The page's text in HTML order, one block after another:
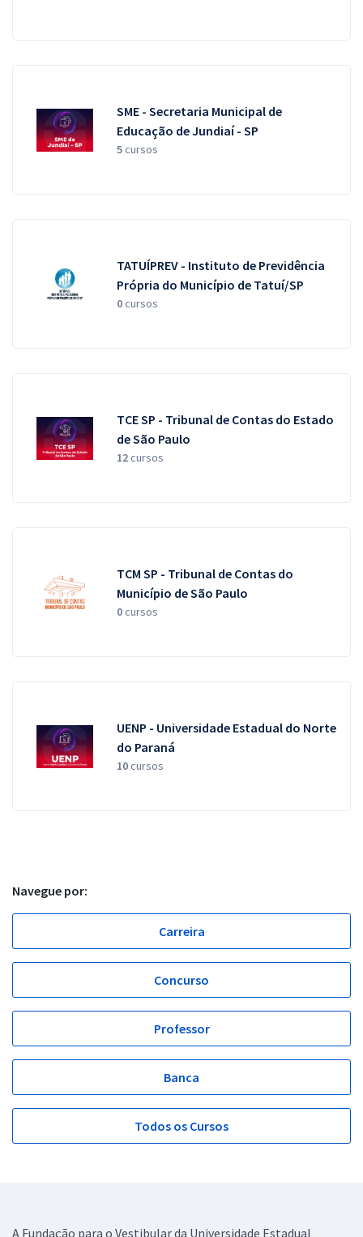
SME - Secretaria Municipal de
Educação de Jundiaí - SP
5cursos
TATUÍPREV - Instituto de Previdência
Própria do Município de Tatuí/SP
0cursos
TCE SP - Tribunal de Contas do Estado
de São Paulo
12cursos
TCM SP - Tribunal de Contas do
Município de São Paulo
0cursos
UENP - Universidade Estadual do Norte
do Paraná
10cursos
Navegue por:
Carreira
Concurso
Professor
Banca
Todos os Cursos
A Fundação para o Vestibular da Universidade Estadual